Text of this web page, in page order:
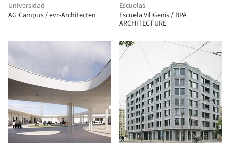
Universidad
AG Campus / evr-Architecten
Escuelas
Escuela Vil Genis / BPA
ARCHITECTURE